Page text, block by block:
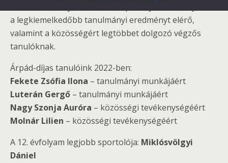
a legkiemelkedőbb tanulmányi eredményt elérő,
valamint a közösségért legtöbbet dolgozó végzős
tanulóknak.
Árpád-díjas tanulóink 2022-ben:
Fekete Zsófia Ilona – tanulmányi munkájáért
Luterán Gergő – tanulmányi munkájáért
Nagy Szonja Auróra – közösségi tevékenységéért
Molnár Lilien – közösségi tevékenységéért
A 12. évfolyam legjobb sportolója: Miklósvölgyi
Dániel